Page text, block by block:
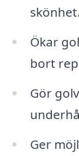
skönhet.
Ökar
bort
Gör
Ger